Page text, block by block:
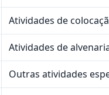
Atividades de
Atividades de
Outras atividades